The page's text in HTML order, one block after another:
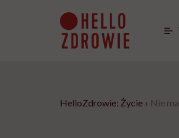
HelloZdrowie: Życie › Nie